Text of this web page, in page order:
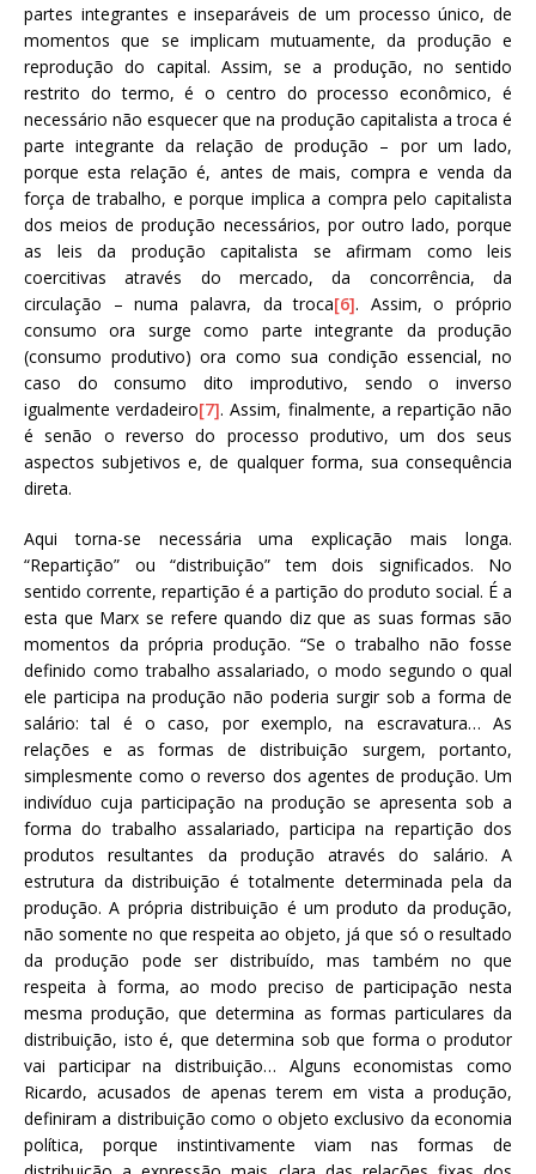
partes integrantes e inseparáveis de um processo único, de
momentos que se implicam mutuamente, da produção e
reprodução do capital. Assim, se a produção, no sentido
restrito do termo, é o centro do processo econômico, é
necessário não esquecer que na produção capitalista a troca é
parte integrante da relação de produção – por um lado,
porque esta relação é, antes de mais, compra e venda da
força de trabalho, e porque implica a compra pelo capitalista
dos meios de produção necessários, por outro lado, porque
as leis da produção capitalista se afirmam como leis
coercitivas através do mercado, da concorrência, da
circulação – numa palavra, da troca[6]. Assim, o próprio
consumo ora surge como parte integrante da produção
(consumo produtivo) ora como sua condição essencial, no
caso do consumo dito improdutivo, sendo o inverso
igualmente verdadeiro[7]. Assim, finalmente, a repartição não
é senão o reverso do processo produtivo, um dos seus
aspectos subjetivos e, de qualquer forma, sua consequência
direta.
Aqui torna-se necessária uma explicação mais longa.
“Repartição” ou “distribuição” tem dois significados. No
sentido corrente, repartição é a partição do produto social. É a
esta que Marx se refere quando diz que as suas formas são
momentos da própria produção. “Se o trabalho não fosse
definido como trabalho assalariado, o modo segundo o qual
ele participa na produção não poderia surgir sob a forma de
salário: tal é o caso, por exemplo, na escravatura… As
relações e as formas de distribuição surgem, portanto,
simplesmente como o reverso dos agentes de produção. Um
indivíduo cuja participação na produção se apresenta sob a
forma do trabalho assalariado, participa na repartição dos
produtos resultantes da produção através do salário. A
estrutura da distribuição é totalmente determinada pela da
produção. A própria distribuição é um produto da produção,
não somente no que respeita ao objeto, já que só o resultado
da produção pode ser distribuído, mas também no que
respeita à forma, ao modo preciso de participação nesta
mesma produção, que determina as formas particulares da
distribuição, isto é, que determina sob que forma o produtor
vai participar na distribuição… Alguns economistas como
Ricardo, acusados de apenas terem em vista a produção,
definiram a distribuição como o objeto exclusivo da economia
política, porque instintivamente viam nas formas de